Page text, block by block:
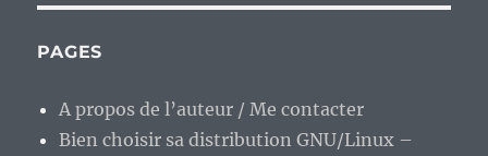
publications
CÉD
PAGES
A propos de l’auteur / Me contacter
Bien choisir sa distribution GNU/Linux –